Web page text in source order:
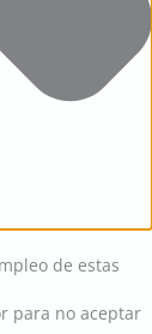
de estas
para no aceptar